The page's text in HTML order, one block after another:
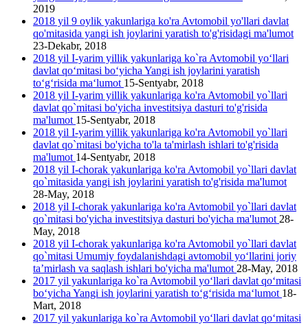
2019
2018 yil 9 oylik yakunlariga ko'ra Avtomobil yo'llari davlat
qo'mitasida yangi ish joylarini yаratish to'g'risidagi ma'lumot
23-Dekabr, 2018
2018 yil I-yarim yillik yakunlariga ko`ra Avtomobil yo‘llari
davlat qo‘mitasi bo‘yicha Yangi ish joylarini yaratish
to‘g‘risida ma‘lumot 15-Sentyabr, 2018
2018 yil I-yarim yillik yakunlariga ko'ra Avtomobil yo`llari
davlat qo`mitasi bo'yicha investitsiya dasturi to'g'risida
ma'lumot 15-Sentyabr, 2018
2018 yil I-yarim yillik yakunlariga ko'ra Avtomobil yo`llari
davlat qo`mitasi bo'yicha to'la ta'mirlash ishlari to'g'risida
ma'lumot 14-Sentyabr, 2018
2018 yil I-chorak yakunlariga ko'ra Avtomobil yo`llari davlat
qo`mitasida yangi ish joylarini yaratish to'g'risida ma'lumot
28-May, 2018
2018 yil I-chorak yakunlariga ko'ra Avtomobil yo`llari davlat
qo`mitasi bo'yicha investitsiya dasturi bo'yicha ma'lumot 28-
May, 2018
2018 yil I-chorak yakunlariga ko'ra Avtomobil yo`llari davlat
qo`mitasi Umumiy foydalanishdagi avtomobil yo‘llarini joriy
ta’mirlash va saqlash ishlari bo'yicha ma'lumot 28-May, 2018
2017 yil yakunlariga ko`ra Avtomobil yo‘llari davlat qo‘mitasi
bo‘yicha Yangi ish joylarini yaratish to‘g‘risida ma‘lumot 18-
Mart, 2018
2017 yil yakunlariga ko`ra Avtomobil yo‘llari davlat qo‘mitasi